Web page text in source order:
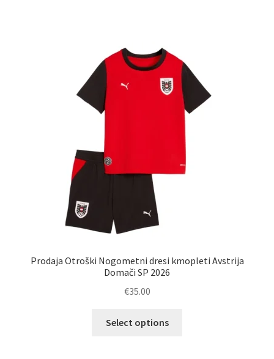
lahko
izberete
na
strani
izdelka
Prodaja Otroški Nogometni dresi kmopleti Avstrija
Domači SP 2026
€35.00
Select options